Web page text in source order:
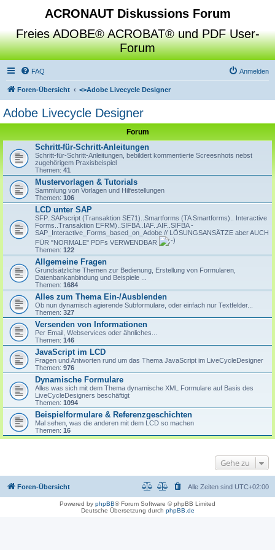
ACRONAUT Diskussions Forum
Freies ADOBE® ACROBAT® und PDF User-
Forum
FAQ Anmelden
Foren-Übersicht <>Adobe Livecycle Designer
Adobe Livecycle Designer
Forum
Schritt-für-Schritt-Anleitungen
Schritt-für-Schritt-Anleitungen, bebildert kommentierte Screesnhots nebst
zugehörigem Praxisbeispiel
Themen: 41
Mustervorlagen & Tutorials
Sammlung von Vorlagen und Hilfestellungen
Themen: 106
LCD unter SAP
SFP..SAPscript (Transaktion SE71)..Smartforms (TA Smartforms).. Interactive
Forms..Transaktion EFRM)..SIFBA..IAF..AIF..SIFBA -
SAP_Interactive_Forms_based_on_Adobe // LÖSUNGSANSÄTZE aber AUCH
FÜR "NORMALE" PDFs VERWENDBAR
Themen: 122
Allgemeine Fragen
Grundsätzliche Themen zur Bedienung, Erstellung von Formularen,
Datenbankanbindung und Beispiele ...
Themen: 1684
Alles zum Thema Ein-/Ausblenden
Ob nun dynamisch agierende Subformulare, oder einfach nur Textfelder...
Themen: 327
Versenden von Informationen
Per Email, Webservices oder ähnliches...
Themen: 146
JavaScript im LCD
Fragen und Antworten rund um das Thema JavaScript im LiveCycleDesigner
Themen: 976
Dynamische Formulare
Alles was sich mit dem Thema dynamische XML Formulare auf Basis des
LiveCycleDesigners beschäftigt
Themen: 1094
Beispielformulare & Referenzgeschichten
Mal sehen, was die anderen mit dem LCD so machen
Themen: 16
Gehe zu
Foren-Übersicht Alle Zeiten sind UTC+02:00
Powered by phpBB® Forum Software © phpBB Limited
Deutsche Übersetzung durch phpBB.de